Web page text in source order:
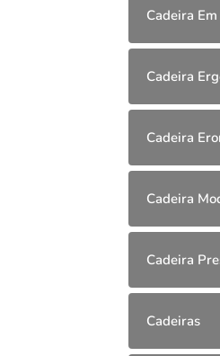
Cadeira
Cadeira
Cadeira
Cadeira
Cadeira
Cadeiras